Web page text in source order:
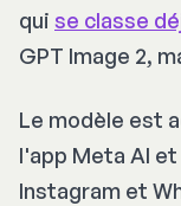
qui se classe
GPT Image 2,
Le modèle est
l'app Meta AI
Instagram et